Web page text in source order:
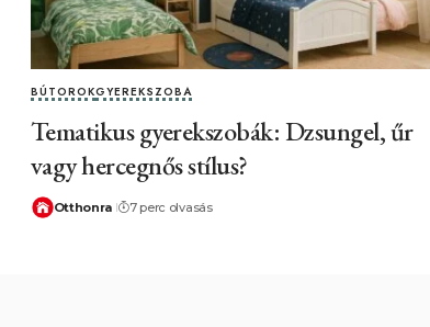
BÚTOROKGYEREKSZOBA
Tematikus gyerekszobák: Dzsungel, űr
vagy hercegnős stílus?
Otthonra 7 perc olvasás